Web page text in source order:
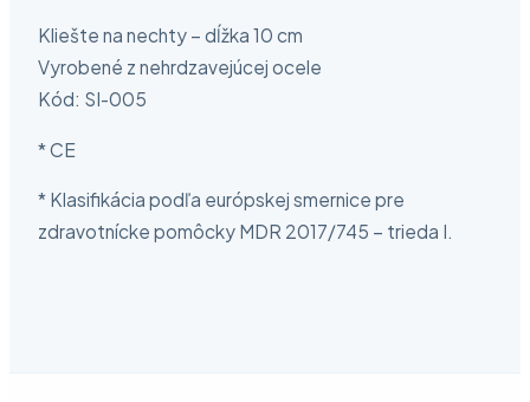
Kliešte na nechty – dĺžka 10 cm
Vyrobené z nehrdzavejúcej ocele
Kód: SI-005
* CE
* Klasifikácia podľa európskej smernice pre
zdravotnícke pomôcky MDR 2017/745 – trieda I.